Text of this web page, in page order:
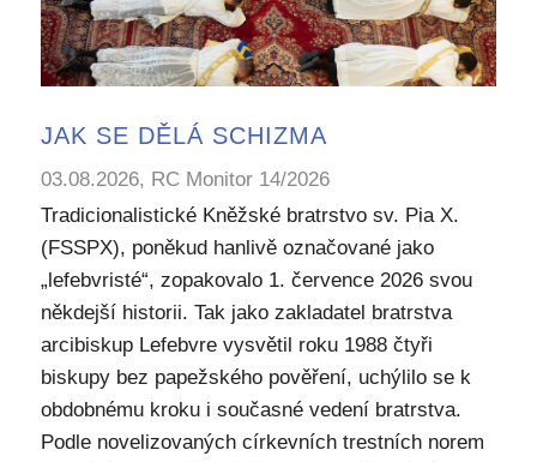
JAK SE DĚLÁ SCHIZMA
03.08.2026, RC Monitor 14/2026
Tradicionalistické Kněžské bratrstvo sv. Pia X.
(FSSPX), poněkud hanlivě označované jako
„lefebvristé“, zopakovalo 1. července 2026 svou
někdejší historii. Tak jako zakladatel bratrstva
arcibiskup Lefebvre vysvětil roku 1988 čtyři
biskupy bez papežského pověření, uchýlilo se k
obdobnému kroku i současné vedení bratrstva.
Podle novelizovaných církevních trestních norem